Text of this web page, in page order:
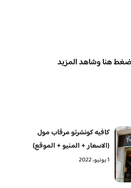
هنا وشاهد المزيد
كافيه كونشرتو مرقاب مول
(الاسعار + المنيو + الموقع)
1 يونيو، 2022